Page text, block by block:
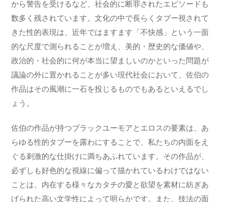
から警告を受けるなど、社会的に断罪されたエピソードも
数多く残されています。文化の中で長らくタブー視されて
きた性的表現は、近年ではますます「不快感」という一面
的な尺度で測られることが増え、美的・歴史的な価値や、
政治的・社会的に何が本当に望ましいのかといった問題が
議論の外に置かれることが多い現代社会において、佐伯の
作品はその風潮に一石を投じるものでもあるといえるでし
ょう。
佐伯の作品が持つブラックユーモアとエロスの要素は、あ
らゆる性的タブーを露わにすることで、私たちの内面をえ
ぐる刺激的な仕掛けに満ちあふれています。その作品が、
必ずしも好色的な視線に偏って描かれているわけではない
ことは、内在する様々なカタチの愛と欲望を素材に紡ぎあ
げられた高い文学性によって明らかです。また、技法の面